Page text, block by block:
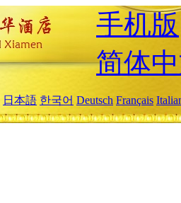
手机版
简体
日本語 한국어 Deutsch Français